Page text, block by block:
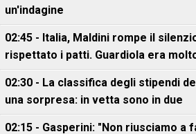
un'indagine
02:45 - Italia, Maldini rompe il
rispettato i patti. Guardiola era
02:30 - La classifica degli stipendi
una sorpresa: in vetta sono in due
02:15 - Gasperini: "Non riusciamo a